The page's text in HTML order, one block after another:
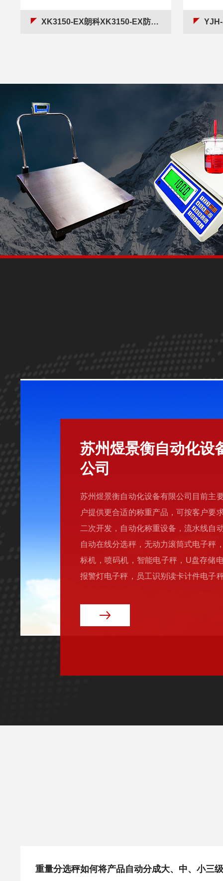
XK3150-EX朗科XK3150‑EX防爆电子秤本安防爆台秤 YJH-
苏州煜景衡自动化设
公司
苏州煜景衡自动化设备有限公司目前主
户提供更合适的称重产品，可按客户要
二次开发，自动化称重设备，流水线自
自动在线分选秤，无动力滚筒式电子秤
标机，喷码机，智能电子秤，U盘存储
报警灯电子秤，员工识别读卡计件电子
重量分选秤如何将产品自动分成大、中、小三